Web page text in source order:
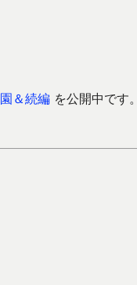
＆続編 を公開中です